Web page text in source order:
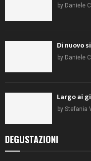
by Daniele
Di nuovo
by Daniele
Largo ai
by Stefania
DEGUSTAZIONI